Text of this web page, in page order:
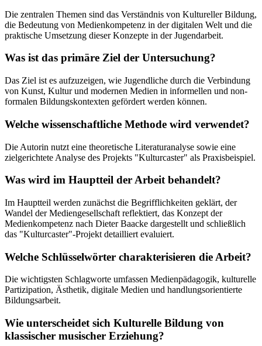
Die zentralen Themen sind das Verständnis von Kultureller Bildung,
die Bedeutung von Medienkompetenz in der digitalen Welt und die
praktische Umsetzung dieser Konzepte in der Jugendarbeit.
Was ist das primäre Ziel der Untersuchung?
Das Ziel ist es aufzuzeigen, wie Jugendliche durch die Verbindung
von Kunst, Kultur und modernen Medien in informellen und non-
formalen Bildungskontexten gefördert werden können.
Welche wissenschaftliche Methode wird verwendet?
Die Autorin nutzt eine theoretische Literaturanalyse sowie eine
zielgerichtete Analyse des Projekts "Kulturcaster" als Praxisbeispiel.
Was wird im Hauptteil der Arbeit behandelt?
Im Hauptteil werden zunächst die Begrifflichkeiten geklärt, der
Wandel der Mediengesellschaft reflektiert, das Konzept der
Medienkompetenz nach Dieter Baacke dargestellt und schließlich
das "Kulturcaster"-Projekt detailliert evaluiert.
Welche Schlüsselwörter charakterisieren die Arbeit?
Die wichtigsten Schlagworte umfassen Medienpädagogik, kulturelle
Partizipation, Ästhetik, digitale Medien und handlungsorientierte
Bildungsarbeit.
Wie unterscheidet sich Kulturelle Bildung von
klassischer musischer Erziehung?